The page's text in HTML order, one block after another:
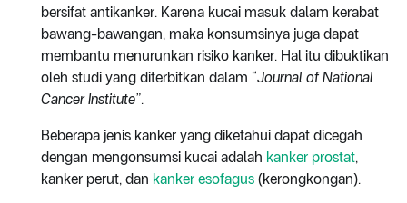
bersifat antikanker. Karena kucai masuk dalam kerabat
bawang-bawangan, maka konsumsinya juga dapat
membantu menurunkan risiko kanker. Hal itu dibuktikan
oleh studi yang diterbitkan dalam “Journal of National
Cancer Institute”.
Beberapa jenis kanker yang diketahui dapat dicegah
dengan mengonsumsi kucai adalah kanker prostat,
kanker perut, dan kanker esofagus (kerongkongan).